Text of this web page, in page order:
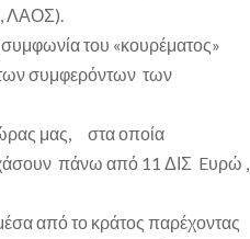
ΛΑΟΣ).
του «κουρέματος»
συμφερόντων των
μας, στα οποία
χάσουν πάνω από 11 ΔΙΣ Eυρώ ,
από το κράτος παρέχοντας